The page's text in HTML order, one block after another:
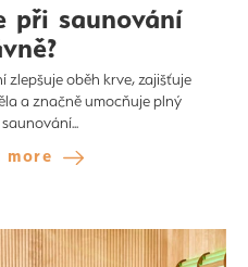
při saunování
oběh krve, zajišťuje
a značně umocňuje plný
more